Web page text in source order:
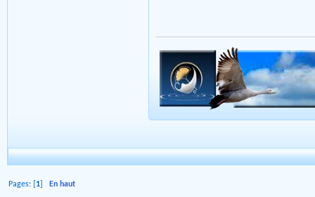
Pages: [ 1 En haut